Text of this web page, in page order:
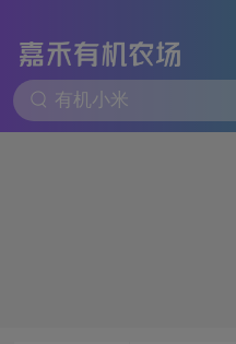
有机小米